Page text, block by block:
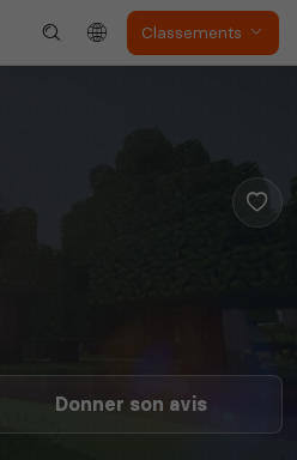
Classements
Donner son avis